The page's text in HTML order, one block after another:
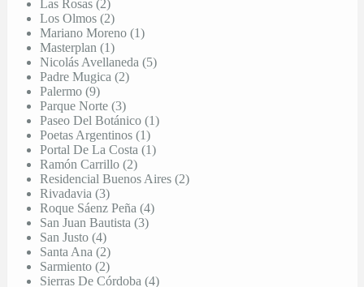
Las Rosas (2)
Los Olmos (2)
Mariano Moreno (1)
Masterplan (1)
Nicolás Avellaneda (5)
Padre Mugica (2)
Palermo (9)
Parque Norte (3)
Paseo Del Botánico (1)
Poetas Argentinos (1)
Portal De La Costa (1)
Ramón Carrillo (2)
Residencial Buenos Aires (2)
Rivadavia (3)
Roque Sáenz Peña (4)
San Juan Bautista (3)
San Justo (4)
Santa Ana (2)
Sarmiento (2)
Sierras De Córdoba (4)